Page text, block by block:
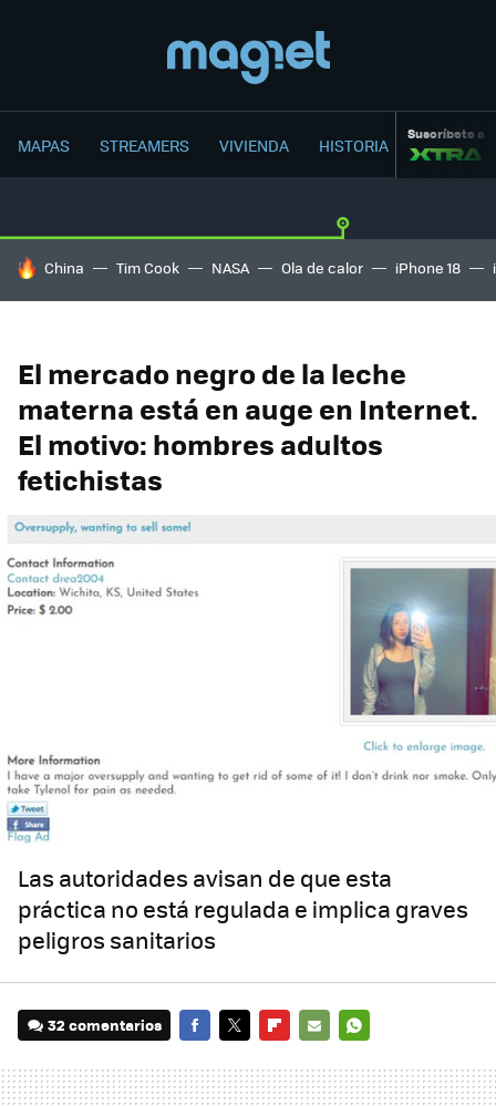
MAPAS STREAMERS VIVIENDA HISTORIA Suscríbete a
HOY SE HABLA DE
China Tim Cook NASA Ola de calor iPhone 18
El mercado negro de la leche
materna está en auge en Internet.
El motivo: hombres adultos
fetichistas
Las autoridades avisan de que esta
práctica no está regulada e implica graves
peligros sanitarios
32 comentarios
MAIL